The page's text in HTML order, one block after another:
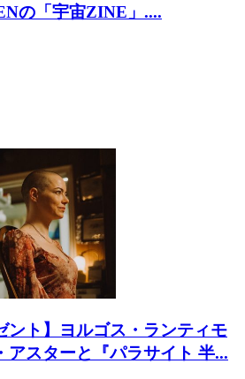
の「宇宙ZINE」....
ント】ヨルゴス・ランティモ
アスターと『パラサイト 半...